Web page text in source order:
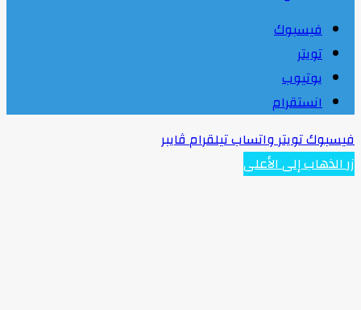
فيسبوك
تويتر
يوتيوب
انستقرام
فيسبوكتويترواتسابتيلقرامڤايبر
زر الذهاب إلى الأعلى